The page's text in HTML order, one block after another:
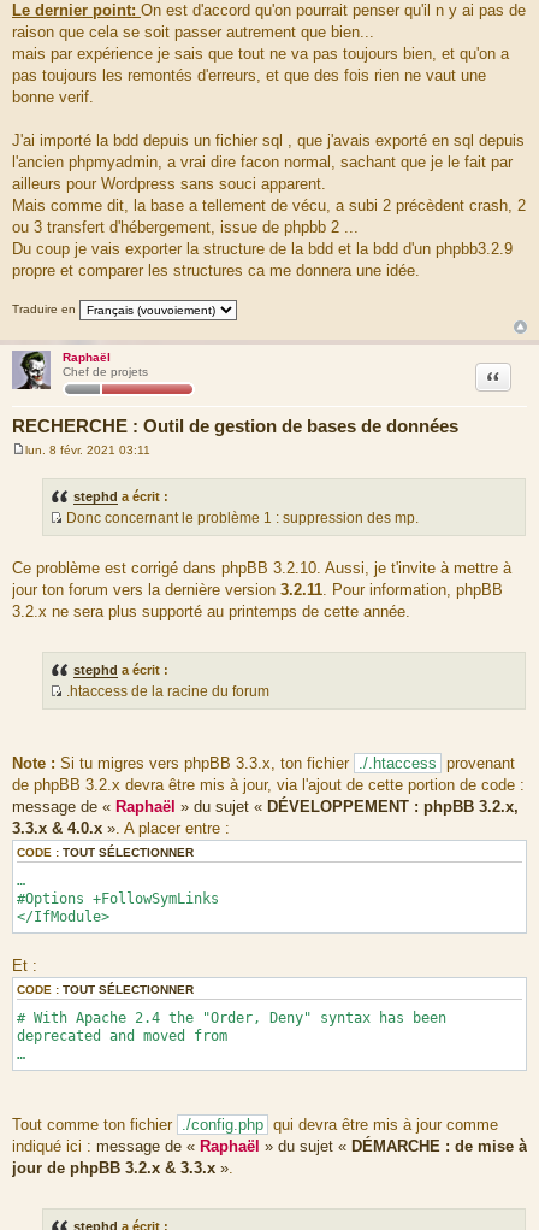
#
http://anothersysadmin.wordpress.com/2008/06/10/mod_rewrite-
forbidden-403-with-apache-228/
#Options +FollowSymLinks
</IfModule>
# With Apache 2.4 the "Order, Deny" syntax has been
deprecated and moved from
# module mod_authz_host to a new module called
mod_access_compat (which may be
# disabled) and a new "Require" syntax has been introduced
to mod_authz_host.
# We could just conditionally provide both versions, but
unfortunately Apache
# does not explicitly tell us its version if the module
mod_version is not
# available. In this case, we check for the availability of
module
# mod_authz_core (which should be on 2.4 or higher only) as
a best guess.
<IfModule mod_version.c>
<IfVersion < 2.4>
<Files "config.php">
Order Allow,Deny
</Files>
<Files "common.php">
Order Allow,Deny
Deny from All
</IfVersion>
<IfVersion >= 2.4>
<Files "config.php">
<Files "common.php">
Require all denied
</Files>
<IfModule !mod_version.c>
<IfModule !mod_authz_core.c>
<Files "config.php">
Order Allow,Deny
Deny from All
</Files>
<Files "common.php">
Order Allow,Deny
Deny from All
</Files>
</IfModule>
<Files "config.php">
Require all denied
</Files>
<Files "common.php">
Require all denied
</Files>
Le dernier point: On est d'accord qu'on pourrait penser qu'il n y ai pas de
raison que cela se soit passer autrement que bien...
mais par expérience je sais que tout ne va pas toujours bien, et qu'on a
pas toujours les remontés d'erreurs, et que des fois rien ne vaut une
bonne verif.
J'ai importé la bdd depuis un fichier sql , que j'avais exporté en sql depuis
l'ancien phpmyadmin, a vrai dire facon normal, sachant que je le fait par
ailleurs pour Wordpress sans souci apparent.
Mais comme dit, la base a tellement de vécu, a subi 2 précèdent crash, 2
ou 3 transfert d'hébergement, issue de phpbb 2 ...
Du coup je vais exporter la structure de la bdd et la bdd d'un phpbb3.2.9
propre et comparer les structures ca me donnera une idée.
Traduire en
Raphaël
Chef de projets
RECHERCHE : Outil de gestion de bases de données
Citation
lun. 8 févr. 2021 03:11
stephd a écrit :
S
u
r
c
d
u
m
s
a
g
e
Donc concernant le problème 1 : suppression des mp.
Ce problème est corrigé dans phpBB 3.2.10. Aussi, je t'invite à mettre à
jour ton forum vers la dernière version 3.2.11. Pour information, phpBB
3.2.x ne sera plus supporté au printemps de cette année.
stephd a écrit :
S
r
c
e
d
u
e
s
g
e
.htaccess de la racine du forum
Note : Si tu migres vers phpBB 3.3.x, ton fichier ./.htaccess provenant
de phpBB 3.2.x devra être mis à jour, via l'ajout de cette portion de code :
message de « Raphaël » du sujet « DÉVELOPPEMENT : phpBB 3.2.x,
3.3.x & 4.0.x ». A placer entre :
CODE : TOUT SÉLECTIONNER
…
#Options +FollowSymLinks
</IfModule>
Et :
CODE : TOUT SÉLECTIONNER
# With Apache 2.4 the "Order, Deny" syntax has been
deprecated and moved from
…
Tout comme ton fichier ./config.php qui devra être mis à jour comme
indiqué ici : message de « Raphaël » du sujet « DÉMARCHE : de mise à
jour de phpBB 3.2.x & 3.3.x ».
stephd a écrit :